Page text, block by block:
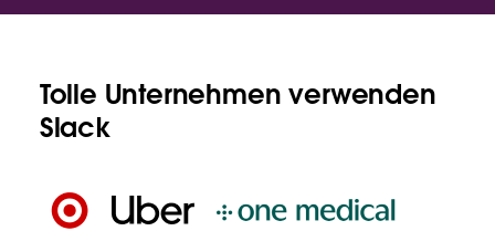
Tolle Unternehmen verwenden
Slack